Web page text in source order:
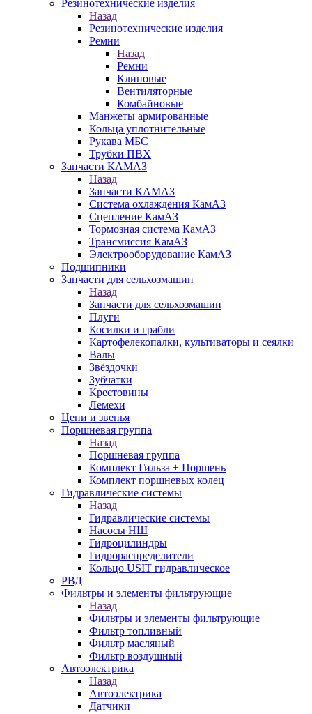
Резинотехнические изделия
Назад
Резинотехнические изделия
Ремни
Назад
Ремни
Клиновые
Вентиляторные
Комбайновые
Манжеты армированные
Кольца уплотнительные
Рукава МБС
Трубки ПВХ
Запчасти КАМАЗ
Назад
Запчасти КАМАЗ
Система охлаждения КамАЗ
Сцепление КамАЗ
Тормозная система КамАЗ
Трансмиссия КамАЗ
Электрооборудование КамАЗ
Подшипники
Запчасти для сельхозмашин
Назад
Запчасти для сельхозмашин
Плуги
Косилки и грабли
Картофелекопалки, культиваторы и сеялки
Валы
Звёздочки
Зубчатки
Крестовины
Лемехи
Цепи и звенья
Поршневая группа
Назад
Поршневая группа
Комплект Гильза + Поршень
Комплект поршневых колец
Гидравлические системы
Назад
Гидравлические системы
Насосы НШ
Гидроцилиндры
Гидрораспределители
Кольцо USIT гидравлическое
РВД
Фильтры и элементы фильтрующие
Назад
Фильтры и элементы фильтрующие
Фильтр топливный
Фильтр масляный
Фильтр воздушный
Автоэлектрика
Назад
Автоэлектрика
Датчики